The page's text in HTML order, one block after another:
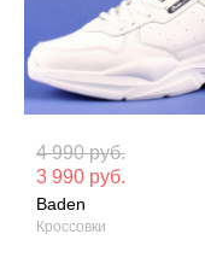
4 990 руб.
3 990 руб.
Baden
Кроссовки
Материал
кожа
Сезон: Зима